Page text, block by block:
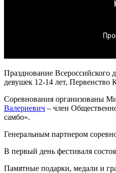
Празднование Всероссийского
девушек 12-14 лет, Первенство
Соревнования организованы
Валериевич – член
самбо».
Генеральным партнером
В первый день фестиваля
Памятные подарки, медали и